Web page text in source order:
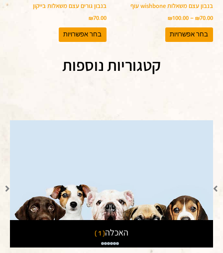
בנבון עצם משאלות wishbone עוף
₪70.00
–
₪100.00
בחר אפשרויות
בנבון גורים עצם משאלות בייקון
₪70.00
בחר אפשרויות
קטגוריות נוספות